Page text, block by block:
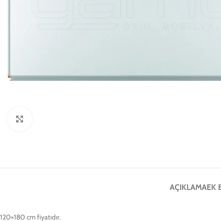
AÇIKLAMAEK
120×180 cm fiyatıdır.